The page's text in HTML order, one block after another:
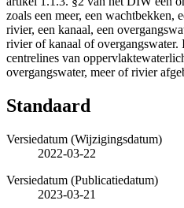
zoals een meer, een wachtbekken,
rivier, een kanaal, een
rivier of kanaal of overgangswater.
centrelines van
overgangswater, meer of rivier
Standaard
Versiedatum (Wijzigingsdatum)
2022-03-22
Versiedatum (Publicatiedatum)
2023-03-21